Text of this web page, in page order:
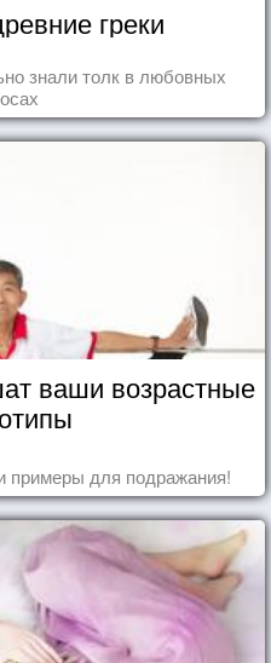
греки
знали толк в любовных
ваши возрастные
примеры для подражания!